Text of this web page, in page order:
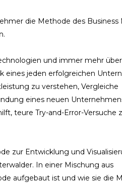
die Methode des Business
und immer mehr
eines jeden erfolgreichen
zu verstehen, Vergleiche
eines neuen
teure Try-and-Error-Versuche
zur Entwicklung und
In einer Mischung aus
aufgebaut ist und wie sie die